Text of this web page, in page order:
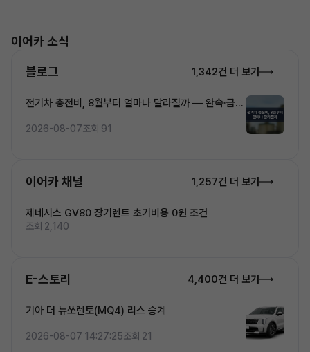
이어카 소식
블로그 1,342건 더 보기
전기차 충전비, 8월부터 얼마나 달라질까 — 완속·급속
2026-08-07조회 91
이어카 채널 1,257건 더 보기
제네시스 GV80 장기렌트 초기비용 0원 조건
조회 2,140
E-스토리 4,400건 더 보기
기아 더 뉴쏘렌토(MQ4) 리스 승계
2026-08-07 14:27:25조회 21